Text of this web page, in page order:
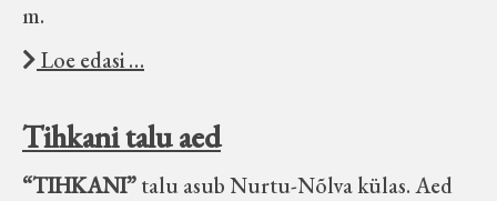
m.
Loe edasi …
Tihkani talu aed
“TIHKANI”talu asub Nurtu-Nõlva külas. Aed